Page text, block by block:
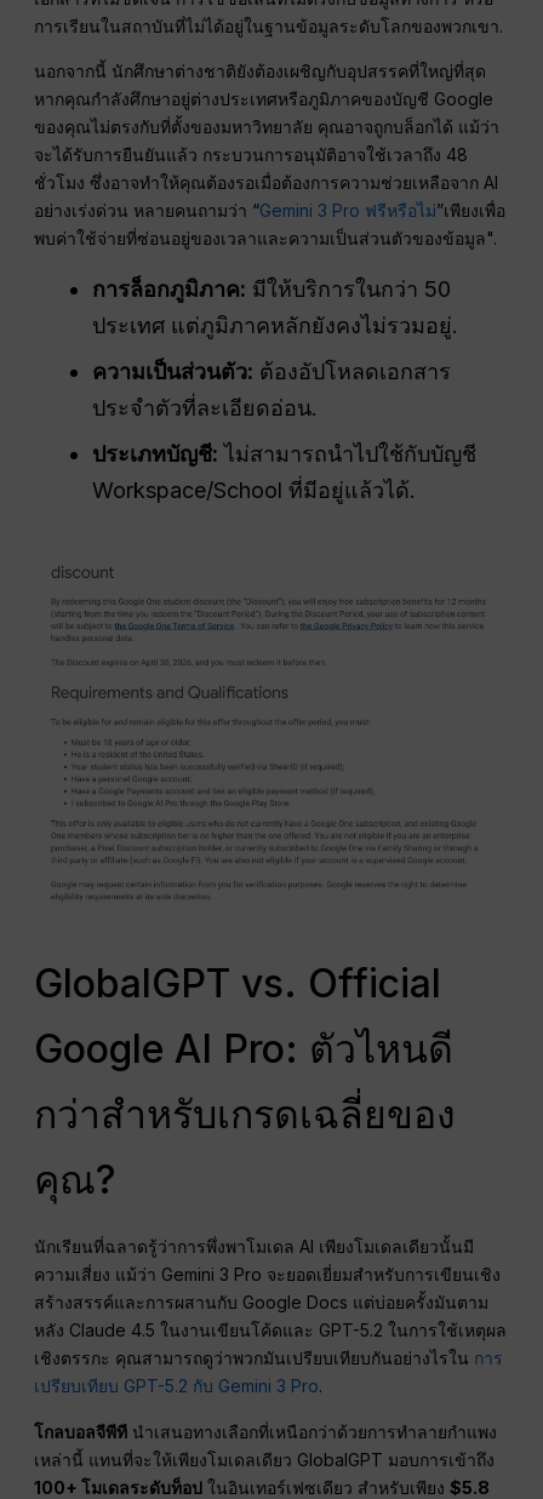
การเรียนในสถาบันที่ไม่ได้อยู่ในฐานข้อมูลระดับโลกของพวกเขา.
นอกจากนี้ นักศึกษาต่างชาติยังต้องเผชิญกับอุปสรรคที่ใหญ่ที่สุด
หากคุณกำลังศึกษาอยู่ต่างประเทศหรือภูมิภาคของบัญชี Google
ของคุณไม่ตรงกับที่ตั้งของมหาวิทยาลัย คุณอาจถูกบล็อกได้ แม้ว่า
จะได้รับการยืนยันแล้ว กระบวนการอนุมัติอาจใช้เวลาถึง 48
ชั่วโมง ซึ่งอาจทำให้คุณต้องรอเมื่อต้องการความช่วยเหลือจาก AI
อย่างเร่งด่วน หลายคนถามว่า “Gemini 3 Pro ฟรีหรือไม่”เพียงเพื่อ
พบค่าใช้จ่ายที่ซ่อนอยู่ของเวลาและความเป็นส่วนตัวของข้อมูล".
การล็อกภูมิภาค: มีให้บริการในกว่า 50
ประเทศ แต่ภูมิภาคหลักยังคงไม่รวมอยู่.
ความเป็นส่วนตัว: ต้องอัปโหลดเอกสาร
ประจำตัวที่ละเอียดอ่อน.
ประเภทบัญชี: ไม่สามารถนำไปใช้กับบัญชี
Workspace/School ที่มีอยู่แล้วได้.
GlobalGPT vs. Official
Google AI Pro: ตัวไหนดี
กว่าสำหรับเกรดเฉลี่ยของ
คุณ?
นักเรียนที่ฉลาดรู้ว่าการพึ่งพาโมเดล AI เพียงโมเดลเดียวนั้นมี
ความเสี่ยง แม้ว่า Gemini 3 Pro จะยอดเยี่ยมสำหรับการเขียนเชิง
สร้างสรรค์และการผสานกับ Google Docs แต่บ่อยครั้งมันตาม
หลัง Claude 4.5 ในงานเขียนโค้ดและ GPT-5.2 ในการใช้เหตุผล
เชิงตรรกะ คุณสามารถดูว่าพวกมันเปรียบเทียบกันอย่างไรใน การ
เปรียบเทียบ GPT-5.2 กับ Gemini 3 Pro.
โกลบอลจีพีที นำเสนอทางเลือกที่เหนือกว่าด้วยการทำลายกำแพง
เหล่านี้ แทนที่จะให้เพียงโมเดลเดียว GlobalGPT มอบการเข้าถึง
100+ โมเดลระดับท็อป ในอินเทอร์เฟซเดียว สำหรับเพียง$5.8